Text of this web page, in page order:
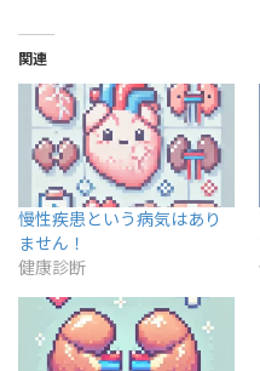
関連
慢性疾患という病気はあり
ません！
健康診断